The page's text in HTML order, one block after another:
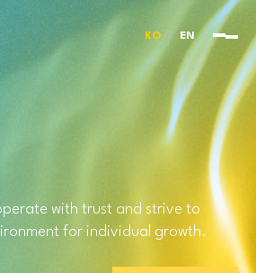
KO EN
with trust and strive to
for individual growth.